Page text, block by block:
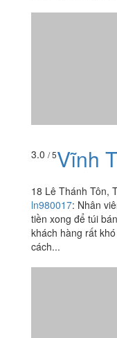
3.0 / 5Vĩnh
18 Lê Thánh Tôn,
ln980017: Nhân
tiền xong để túi
khách hàng rất
cách...